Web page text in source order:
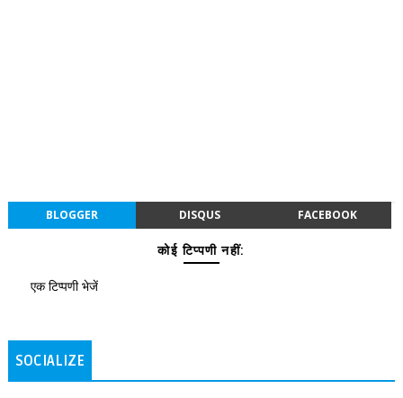
BLOGGER DISQUS FACEBOOK
कोई टिप्पणी नहीं:
एक टिप्पणी भेजें
SOCIALIZE